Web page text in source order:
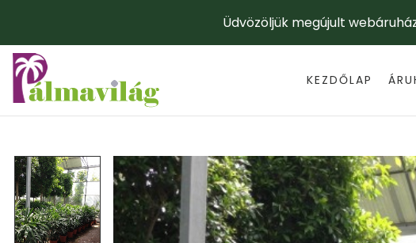
Üdvözöljük megújult
KEZDŐLAP